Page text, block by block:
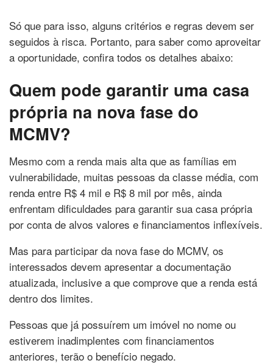
Só que para isso, alguns critérios e regras devem ser
seguidos à risca. Portanto, para saber como aproveitar
a oportunidade, confira todos os detalhes abaixo:
Quem pode garantir uma casa
própria na nova fase do
MCMV?
Mesmo com a renda mais alta que as famílias em
vulnerabilidade, muitas pessoas da classe média, com
renda entre R$ 4 mil e R$ 8 mil por mês, ainda
enfrentam dificuldades para garantir sua casa própria
por conta de alvos valores e financiamentos inflexíveis.
Mas para participar da nova fase do MCMV, os
interessados devem apresentar a documentação
atualizada, inclusive a que comprove que a renda está
dentro dos limites.
Pessoas que já possuírem um imóvel no nome ou
estiverem inadimplentes com financiamentos
anteriores, terão o benefício negado.